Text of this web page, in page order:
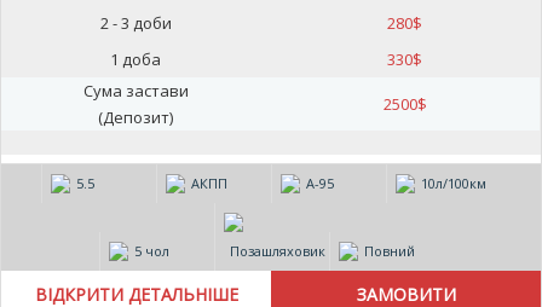
2 - 3 доби
280$
1 доба
330$
Сума застави
(Депозит)
2500$
5.5 АКПП А-95 10л/100км
5 чол Позашляховик Повний
ВІДКРИТИ ДЕТАЛЬНІШЕ